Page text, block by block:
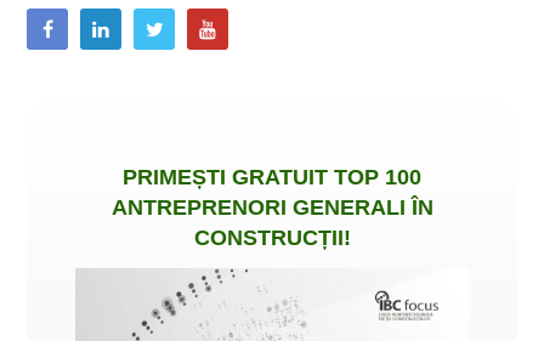
PRIMEȘTI GRATUIT TOP 100
ANTREPRENORI GENERALI ÎN
CONSTRUCȚII!